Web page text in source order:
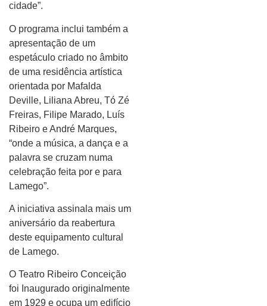
cidade”.
O programa inclui também a
apresentação de um
espetáculo criado no âmbito
de uma residência artística
orientada por Mafalda
Deville, Liliana Abreu, Tó Zé
Freiras, Filipe Marado, Luís
Ribeiro e André Marques,
“onde a música, a dança e a
palavra se cruzam numa
celebração feita por e para
Lamego”.
A iniciativa assinala mais um
aniversário da reabertura
deste equipamento cultural
de Lamego.
O Teatro Ribeiro Conceição
foi Inaugurado originalmente
em 1929 e ocupa um edifício